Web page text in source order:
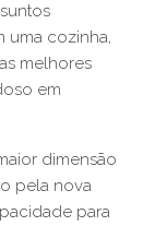
uma cozinha,
melhores
em
dimensão
pela nova
para